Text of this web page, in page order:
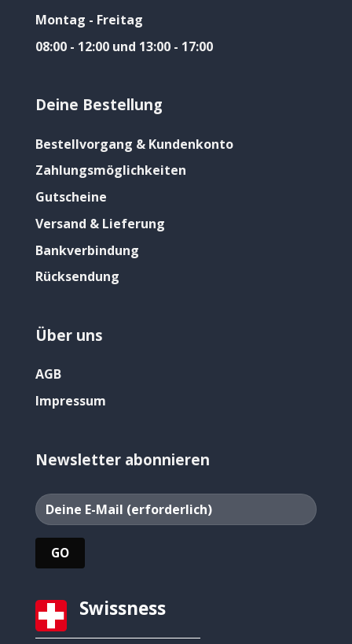
Montag - Freitag
08:00 - 12:00 und 13:00 - 17:00
Deine Bestellung
Bestellvorgang & Kundenkonto
Zahlungsmöglichkeiten
Gutscheine
Versand & Lieferung
Bankverbindung
Rücksendung
Über uns
AGB
Impressum
Newsletter abonnieren
Swissness